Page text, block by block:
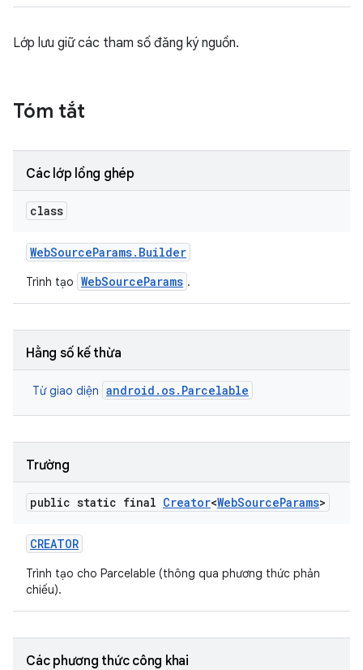
Lớp lưu giữ các tham số đăng ký nguồn.
Tóm tắt
Các lớp lồng ghép
class
WebSourceParams. Builder
Trình tạo WebSourceParams .
Hằng số kế thừa
Từ giao diện android.os.Parcelable
Trường
public static final Creator<WebSourceParams>
CREATOR
Trình tạo cho Parcelable (thông qua phương thức phản
chiếu).
Các phương thức công khai